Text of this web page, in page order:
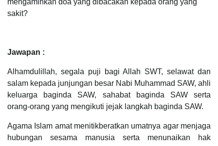
mengaminkan doa yang dibacakan kepada orang yang
sakit?
Jawapan :
Alhamdulillah, segala puji bagi Allah SWT, selawat dan
salam kepada junjungan besar Nabi Muhammad SAW, ahli
keluarga baginda SAW, sahabat baginda SAW serta
orang-orang yang mengikuti jejak langkah baginda SAW.
Agama Islam amat menitikberatkan umatnya agar menjaga
hubungan sesama manusia serta menunaikan hak